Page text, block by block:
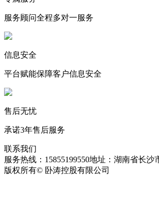
服务顾问全程多对一服务
信息安全
平台赋能保障客户信息安全
售后无忧
承诺3年售后服务
联系我们
服务热线：15855199550地址：湖南省长沙
版权所有© 卧涛控股有限公司